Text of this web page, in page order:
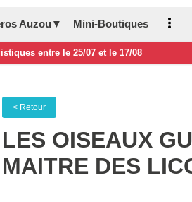
Auzou▼ Mini-Boutiques
entre le 25/07 et le 17/08
< Retour
LES OISEAUX
MAITRE DES